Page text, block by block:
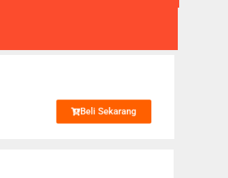
Beli Sekarang